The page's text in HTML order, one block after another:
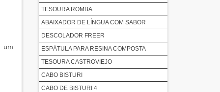
um
TESOURA ROMBA
ABAIXADOR DE LÍNGUA COM SABOR
DESCOLADOR FREER
ESPÁTULA PARA RESINA COMPOSTA
TESOURA CASTROVIEJO
CABO BISTURI
CABO DE BISTURI 4